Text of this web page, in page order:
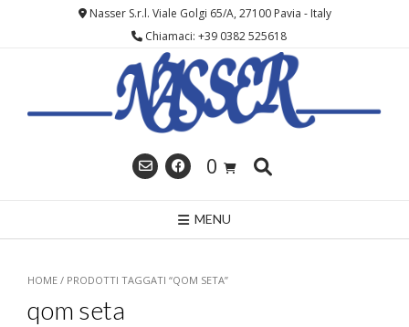
Nasser S.r.l. Viale Golgi 65/A, 27100 Pavia - Italy
Chiamaci: +39 0382 525618
0
MENU
HOME / PRODOTTI TAGGATI “QOM SETA”
qom seta